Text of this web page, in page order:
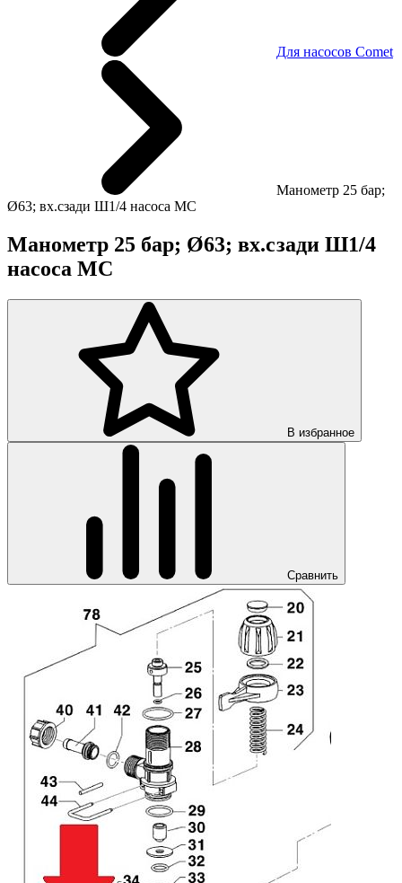
Для насосов Comet
Манометр 25 бар;
Ø63; вх.сзади Ш1/4 насоса MC
Манометр 25 бар; Ø63; вх.сзади Ш1/4
насоса MC
В избранное
Сравнить